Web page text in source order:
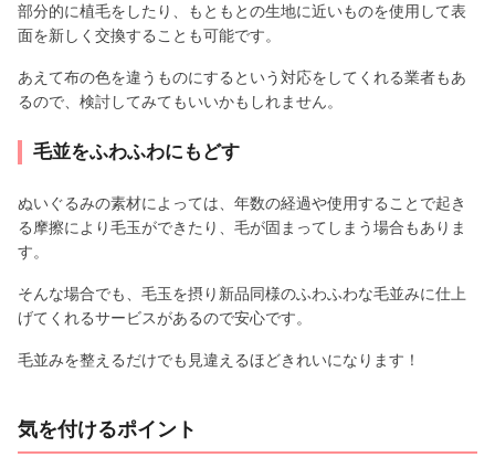
部分的に植毛をしたり、もともとの生地に近いものを使用して表
面を新しく交換することも可能です。
あえて布の色を違うものにするという対応をしてくれる業者もあ
るので、検討してみてもいいかもしれません。
毛並をふわふわにもどす
ぬいぐるみの素材によっては、年数の経過や使用することで起き
る摩擦により毛玉ができたり、毛が固まってしまう場合もありま
す。
そんな場合でも、毛玉を摂り新品同様のふわふわな毛並みに仕上
げてくれるサービスがあるので安心です。
毛並みを整えるだけでも見違えるほどきれいになります！
気を付けるポイント